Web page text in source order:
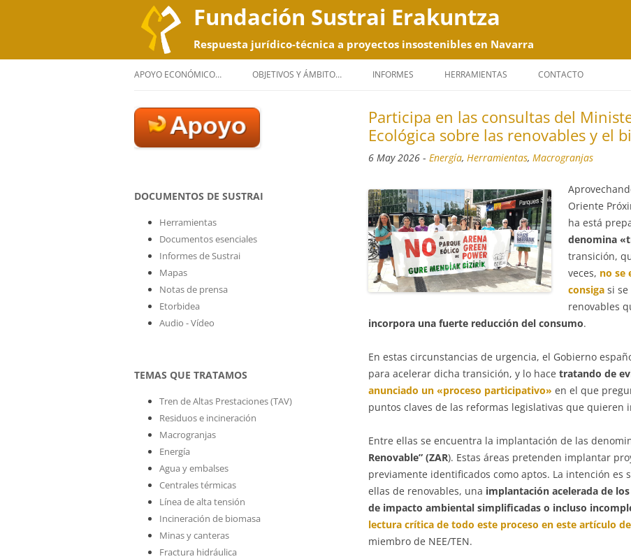
Fundación Sustrai Erakuntza
Respuesta jurídico-técnica a proyectos insostenibles en Navarra
Saltar
al
APOYO ECONÓMICO… OBJETIVOS Y ÁMBITO… INFORMES HERRAMIENTAS CONTACTO
Participa en las consultas del
Ecológica sobre las renovables y el
6 May 2026 -Energía,Herramientas,Macrogranjas
Oriente
ha está
denomina
transición,
veces, no se
consiga si
renovables
incorpora una fuerte reducción del consumo.
En estas circunstancias de urgencia, el Gobierno
para acelerar dicha transición, y lo hacetratando de
anunciado un «proceso participativo» en el que
puntos claves de las reformas legislativas que quieren
Entre ellas se encuentra la implantación de las
Renovable” (ZAR). Estas áreas pretenden implantar
previamente identificados como aptos. La intención
ellas de renovables, una implantación acelerada de
de impacto ambiental simplificadas o incluso
lectura crítica de todo este proceso en este artículo
miembro de NEE/TEN.
DOCUMENTOS DE SUSTRAI
Herramientas
Documentos esenciales
Informes de Sustrai
Mapas
Notas de prensa
Etorbidea
Audio - Vídeo
TEMAS QUE TRATAMOS
Tren de Altas Prestaciones (TAV)
Residuos e incineración
Macrogranjas
Energía
Agua y embalses
Centrales térmicas
Línea de alta tensión
Incineración de biomasa
Minas y canteras
Fractura hidráulica